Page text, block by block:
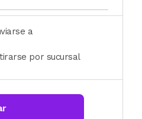
a
por sucursal